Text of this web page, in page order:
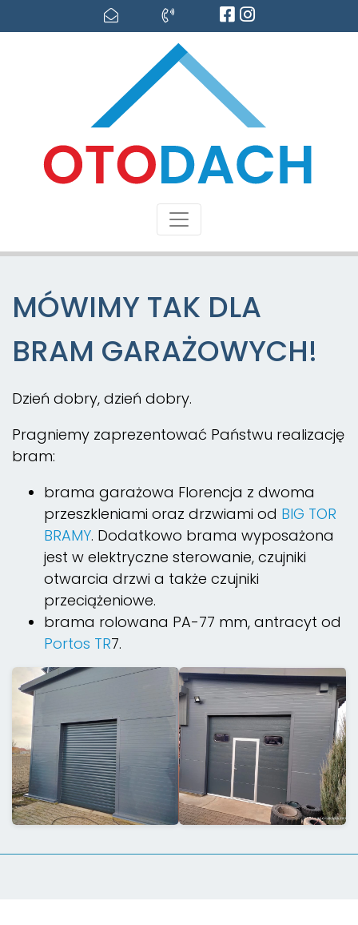
MÓWIMY TAK DLA
BRAM GARAŻOWYCH!
Dzień dobry, dzień dobry.
Pragniemy zaprezentować Państwu realizację
bram:
brama garażowa Florencja z dwoma
przeszkleniami oraz drzwiami od BIG TOR
BRAMY. Dodatkowo brama wyposażona
jest w elektryczne sterowanie, czujniki
otwarcia drzwi a także czujniki
przeciążeniowe.
brama rolowana PA-77 mm, antracyt od
Portos TR7.